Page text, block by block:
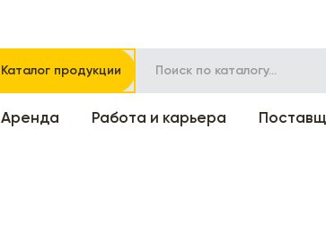
Каталог продукции
Аренда Работа и карьера